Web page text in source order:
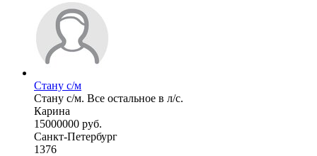
Стану с/м
Стану с/м. Все остальное в л/с.
Карина
15000000 руб.
Санкт-Петербург
1376